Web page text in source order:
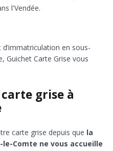
l'Vendée.
en sous-
Guichet Carte Grise vous
grise à
carte grise depuis que la
Comte ne vous accueille